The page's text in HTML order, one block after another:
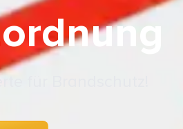
für Brandschutz!